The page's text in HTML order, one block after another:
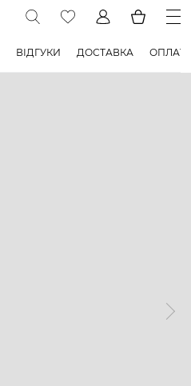
ВІДГУКИ ДОСТАВКА